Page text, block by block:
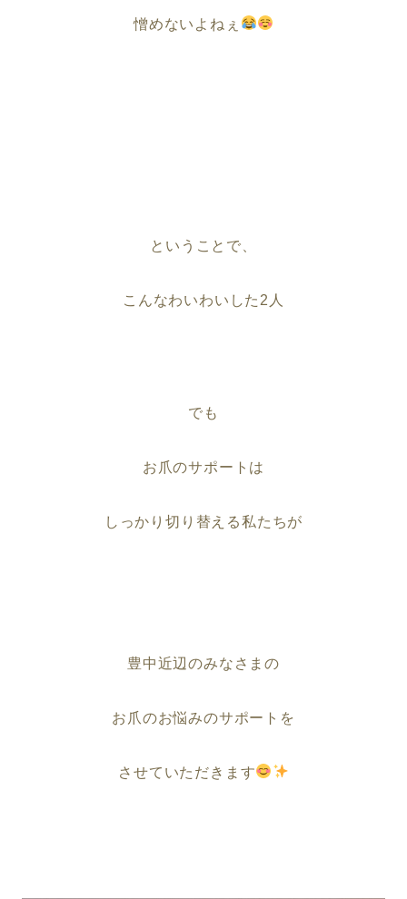
憎めないよねぇ
ということで、
こんなわいわいした2人
でも
お爪のサポートは
しっかり切り替える私たちが
豊中近辺のみなさまの
お爪のお悩みのサポートを
させていただきます